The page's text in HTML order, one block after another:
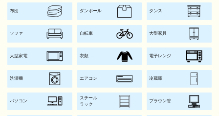
布団 ダンボール タンス
ソファ 自転車 大型家具
大型家電 衣類 電子レンジ
洗濯機 エアコン 冷蔵庫
パソコン
スチール
ラック
ブラウン管